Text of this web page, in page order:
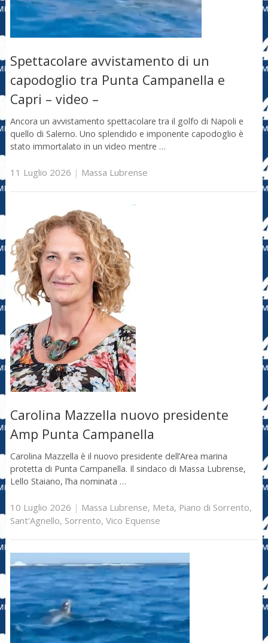
Spettacolare avvistamento di un
capodoglio tra Punta Campanella e
Capri – video –
Ancora un avvistamento spettacolare tra il golfo di Napoli e
quello di Salerno. Uno splendido e imponente capodoglio è
stato immortalato in un video mentre …
11 Luglio 2026 | Massa Lubrense
Carolina Mazzella nuovo presidente
Amp Punta Campanella
Carolina Mazzella è il nuovo presidente dell’Area marina
protetta di Punta Campanella. Il sindaco di Massa Lubrense,
Lello Staiano, l’ha nominata …
10 Luglio 2026 | Massa Lubrense, Meta, Piano di Sorrento,
Sant'Agnello, Sorrento, Vico Equense